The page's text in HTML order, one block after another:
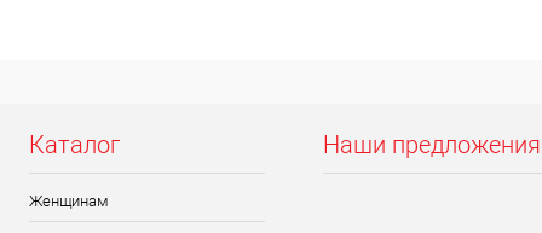
Каталог
Женщинам
Наши предложения